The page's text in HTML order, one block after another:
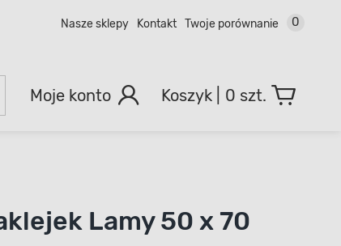
Nasze sklepy Kontakt Twoje porównanie 0
Moje konto 0 szt.
Lamy 50 x 70